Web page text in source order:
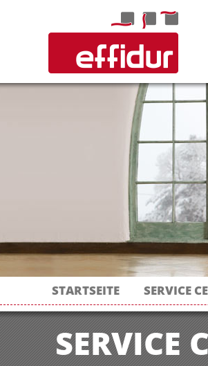
STARTSEITE SERVICE
SERVICE